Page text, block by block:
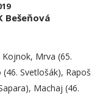
Bešeňová
Kojnok, Mrva (65.
Svetlošák), Rapoš
Machaj (46.